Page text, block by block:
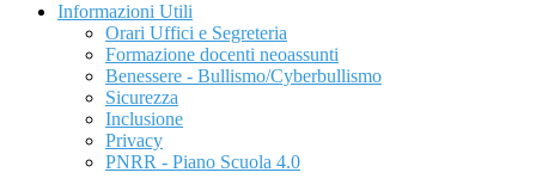
Informazioni Utili
Orari Uffici e Segreteria
Formazione docenti neoassunti
Benessere - Bullismo/Cyberbullismo
Sicurezza
Inclusione
Privacy
PNRR - Piano Scuola 4.0